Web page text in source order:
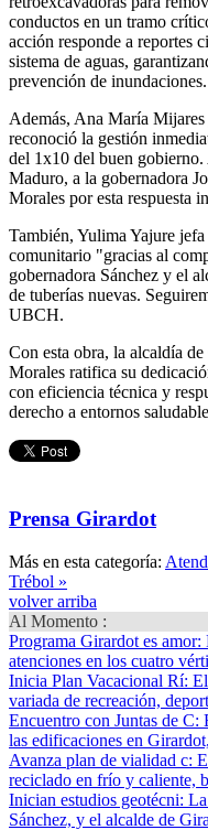
conductos en un tramo
acción responde a reportes
sistema de aguas,
prevención de inundaciones.
Además, Ana María
reconoció la gestión
del 1x10 del buen
Maduro, a la gobernadora
Morales por esta respuesta
También, Yulima Yajure
comunitario "gracias al
gobernadora Sánchez y el
de tuberías nuevas.
UBCH.
Con esta obra, la alcaldía
Morales ratifica su
con eficiencia técnica y
derecho a entornos
Prensa Girardot
Más en esta categoría:
Trébol »
volver arriba
Al Momento :
Programa Girardot es amor:
atenciones en los cuatro
Inicia Plan Vacacional Rí:
variada de recreación,
Encuentro con Juntas de C:
las edificaciones en
Avanza plan de vialidad c:
reciclado en frío y caliente,
Inician estudios geotécni:
Sánchez, y el alcalde de